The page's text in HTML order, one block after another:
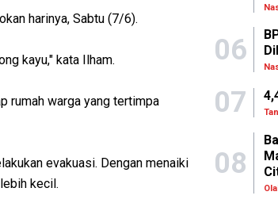
harinya, Sabtu (7/6).
kayu," kata Ilham.
rumah warga yang tertimpa
evakuasi. Dengan menaiki
kecil.
06
07
08